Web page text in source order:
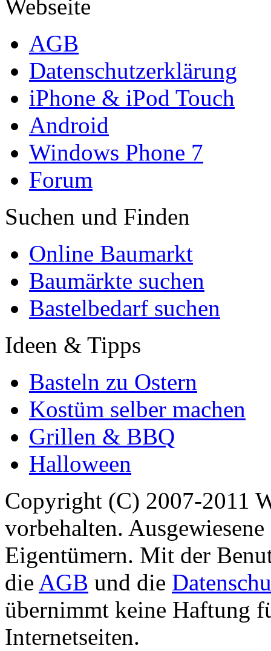
Webseite
AGB
Datenschutzerklärung
iPhone & iPod Touch
Android
Windows Phone 7
Forum
Suchen und Finden
Online Baumarkt
Baumärkte suchen
Bastelbedarf suchen
Ideen & Tipps
Basteln zu Ostern
Kostüm selber machen
Grillen & BBQ
Halloween
Copyright (C) 2007-2011
vorbehalten.
Eigentümern. Mit der
die AGB und die
übernimmt keine Haftung
Internetseiten.